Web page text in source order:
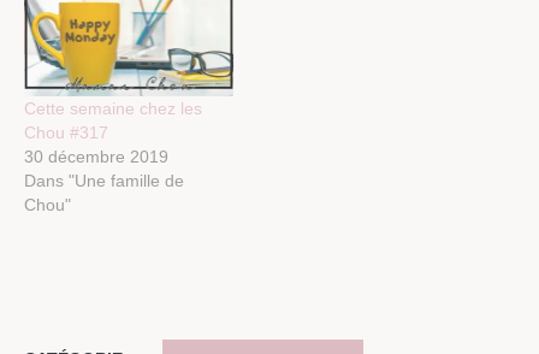
Cette semaine chez les
Chou #317
30 décembre 2019
Dans "Une famille de
Chou"